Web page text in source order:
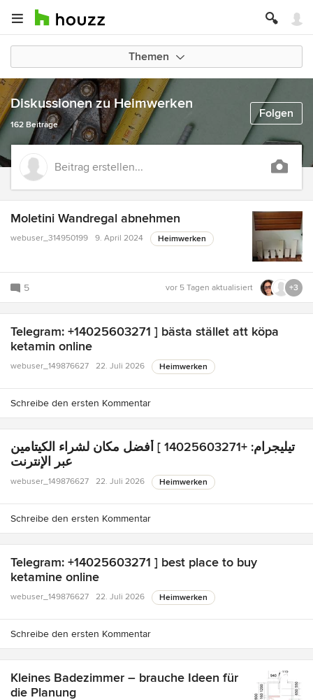
Themen
Folgen
Diskussionen zu Heimwerken
162 Beiträge
Beitrag erstellen...
Moletini Wandregal abnehmen
webuser_314950199 9. April 2024 Heimwerken
5 vor 5 Tagen aktualisiert +3
Telegram: +14025603271 ] bästa stället att köpa
ketamin online
webuser_149876627 22. Juli 2026 Heimwerken
Schreibe den ersten Kommentar
تيليجرام: +14025603271 ] أفضل مكان لشراء الكيتامين
عبر الإنترنت
webuser_149876627 22. Juli 2026 Heimwerken
Schreibe den ersten Kommentar
Telegram: +14025603271 ] best place to buy
ketamine online
webuser_149876627 22. Juli 2026 Heimwerken
Schreibe den ersten Kommentar
Kleines Badezimmer – brauche Ideen für
die Planung